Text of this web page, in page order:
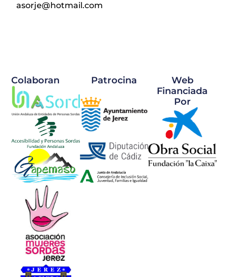
asorje@hotmail.com
Colaboran Patrocina
Web
Financiada
Por